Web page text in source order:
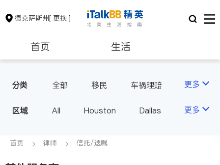
德克萨斯州[ 更换 ]
首页 生活
保险理财 房地产租售
银行贷款 会计师
分类 全部 移民
车祸理赔
律师-其它
人身伤害
更多
区域 All Houston
Dallas
TX - Other Cities
更多
首页 律师 信托/遗嘱